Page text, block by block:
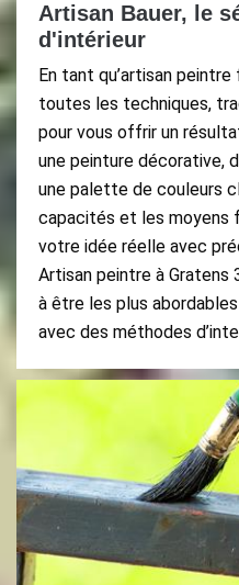
Artisan Bauer, le
d'intérieur
En tant qu’artisan
toutes les techniques,
pour vous offrir un
une peinture décorative,
une palette de couleurs
capacités et les moyens
votre idée réelle avec
Artisan peintre à
à être les plus
avec des méthodes